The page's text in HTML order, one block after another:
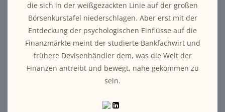
die sich in der weißgezackten Linie auf der großen
Börsenkurstafel niederschlagen. Aber erst mit der
Entdeckung der psychologischen Einflüsse auf die
Finanzmärkte meint der studierte Bankfachwirt und
frühere Devisenhändler dem, was die Welt der
Finanzen antreibt und bewegt, nahe gekommen zu
sein.